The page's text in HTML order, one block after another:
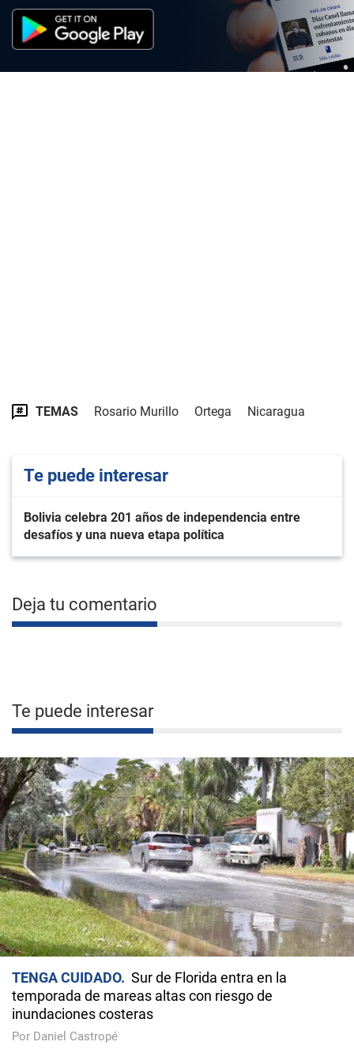
TEMAS Rosario Murillo Ortega Nicaragua
Te puede interesar
Bolivia celebra 201 años de independencia entre
desafíos y una nueva etapa política
Deja tu comentario
Te puede interesar
TENGA CUIDADO
Sur de Florida entra en la
temporada de mareas altas con riesgo de
inundaciones costeras
Por Daniel Castropé